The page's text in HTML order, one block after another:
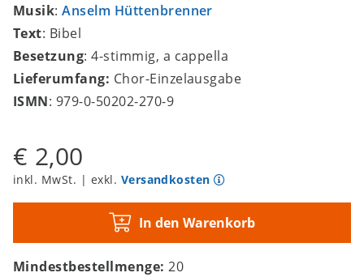
Musik:Anselm Hüttenbrenner
Text: Bibel
Besetzung: 4-stimmig, a cappella
Lieferumfang: Chor-Einzelausgabe
ISMN: 979-0-50202-270-9
€ 2,00
inkl. MwSt. | exkl. Versandkosten
In den Warenkorb
Mindestbestellmenge:20